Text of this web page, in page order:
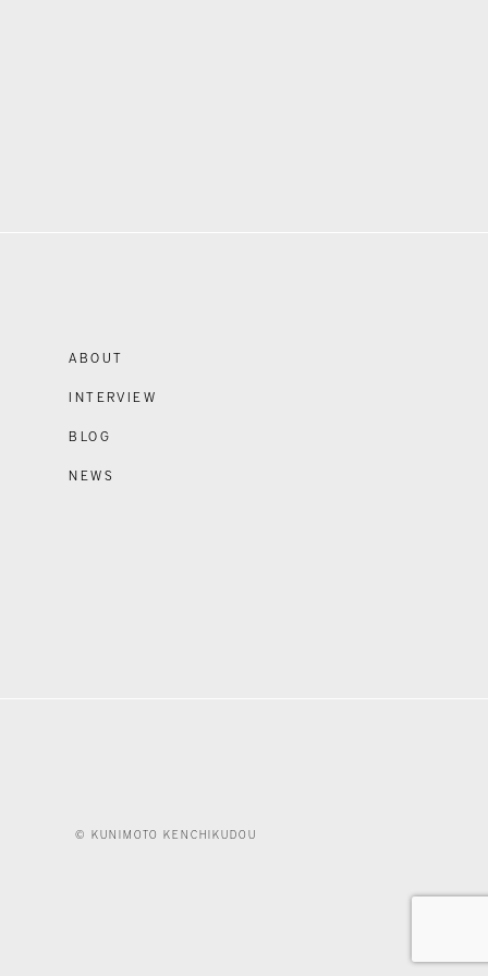
ABOUT
INTERVIEW
BLOG
NEWS
© KUNIMOTO KENCHIKUDOU